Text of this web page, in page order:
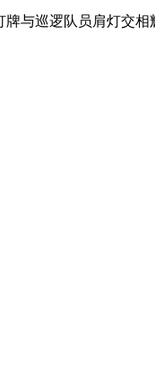
与巡逻队员肩灯交